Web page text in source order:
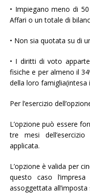
• Impiegano meno di
Affari o un totale di
• Non sia quotata su di
• I diritti di voto
fisiche e per almeno il
della loro famiglia(intesa
Per l’esercizio
L’opzione può essere
tre mesi
applicata.
L’opzione è valida per
questo caso
assoggettata all’imposta